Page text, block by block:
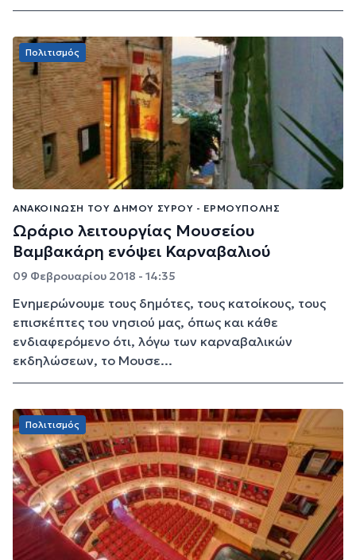
Πολιτισμός
ΑΝΑΚΟΊΝΩΣΗ ΤΟΥ ΔΉΜΟΥ ΣΎΡΟΥ - ΕΡΜΟΎΠΟΛΗΣ
Ωράριο λειτουργίας Μουσείου
Βαμβακάρη ενόψει Καρναβαλιού
09 Φεβρουαρίου 2018 - 14:35
Ενημερώνουμε τους δημότες, τους κατοίκους, τους
επισκέπτες του νησιού μας, όπως και κάθε
ενδιαφερόμενο ότι, λόγω των καρναβαλικών
εκδηλώσεων, το Μουσε...
Πολιτισμός